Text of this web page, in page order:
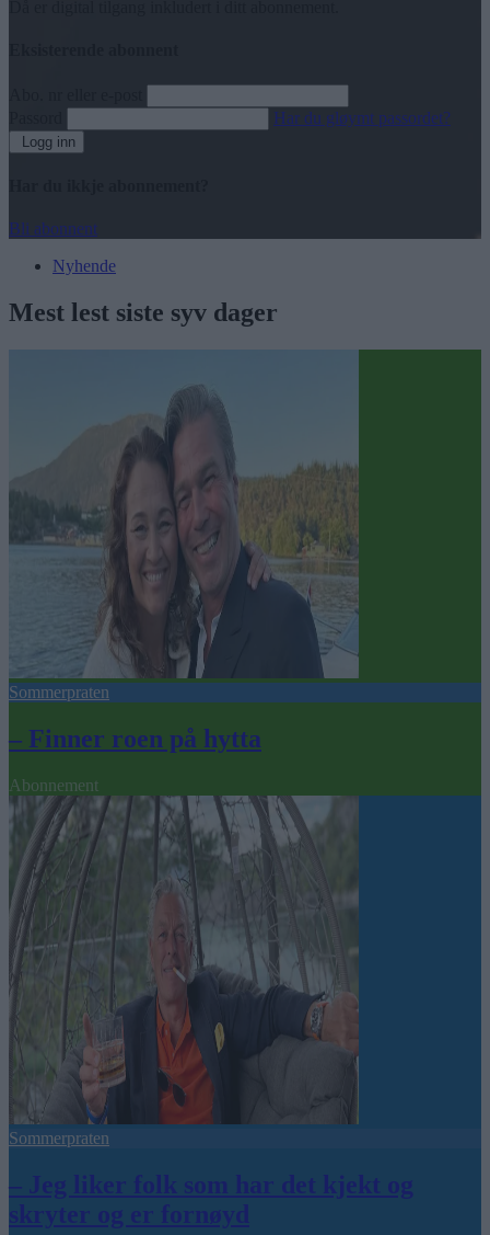
Har du gløymt passordet?
Logg inn
Bli abonnent
Nyhende
Mest lest siste syv dager
Sommerpraten
– Finner roen på hytta
Abonnement
Sommerpraten
– Jeg liker folk som har det kjekt og
skryter og er fornøyd